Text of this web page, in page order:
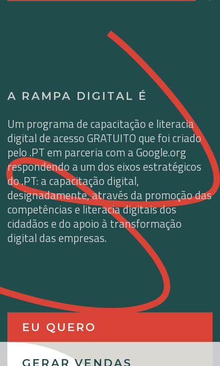
A RAMPA DIGITAL É
Um programa de capacitação e literacia
digital de acesso GRATUITO que foi criado
pelo .PT em parceria com a Google.org
respondendo a um dos eixos estratégicos
do .PT: a capacitação digital,
designadamente, através da promoção das
competências e literacia digitais dos
cidadãos e do apoio à transformação
digital das empresas.
EU QUERO
GERAR VENDAS